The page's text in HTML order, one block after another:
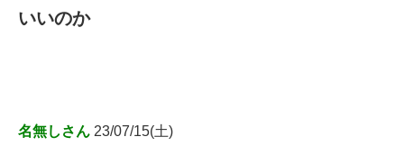
いいのか
名無しさん 23/07/15(土)